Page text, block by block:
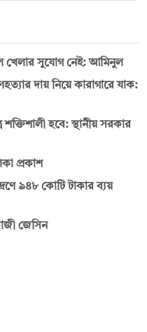
খেলার সুযোগ নেই: আমিনুল
দায় নিয়ে কারাগারে যাক:
শক্তিশালী হবে: স্থানীয় সরকার
প্রকাশ
৯৪৮ কোটি টাকার ব্যয়
জেসিন